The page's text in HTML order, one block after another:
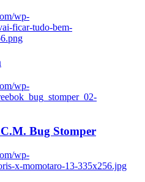
wp-
ficar-tudo-bem-
wp-
Bug Stomper
wp-
x-momotaro-13-335x256.jpg